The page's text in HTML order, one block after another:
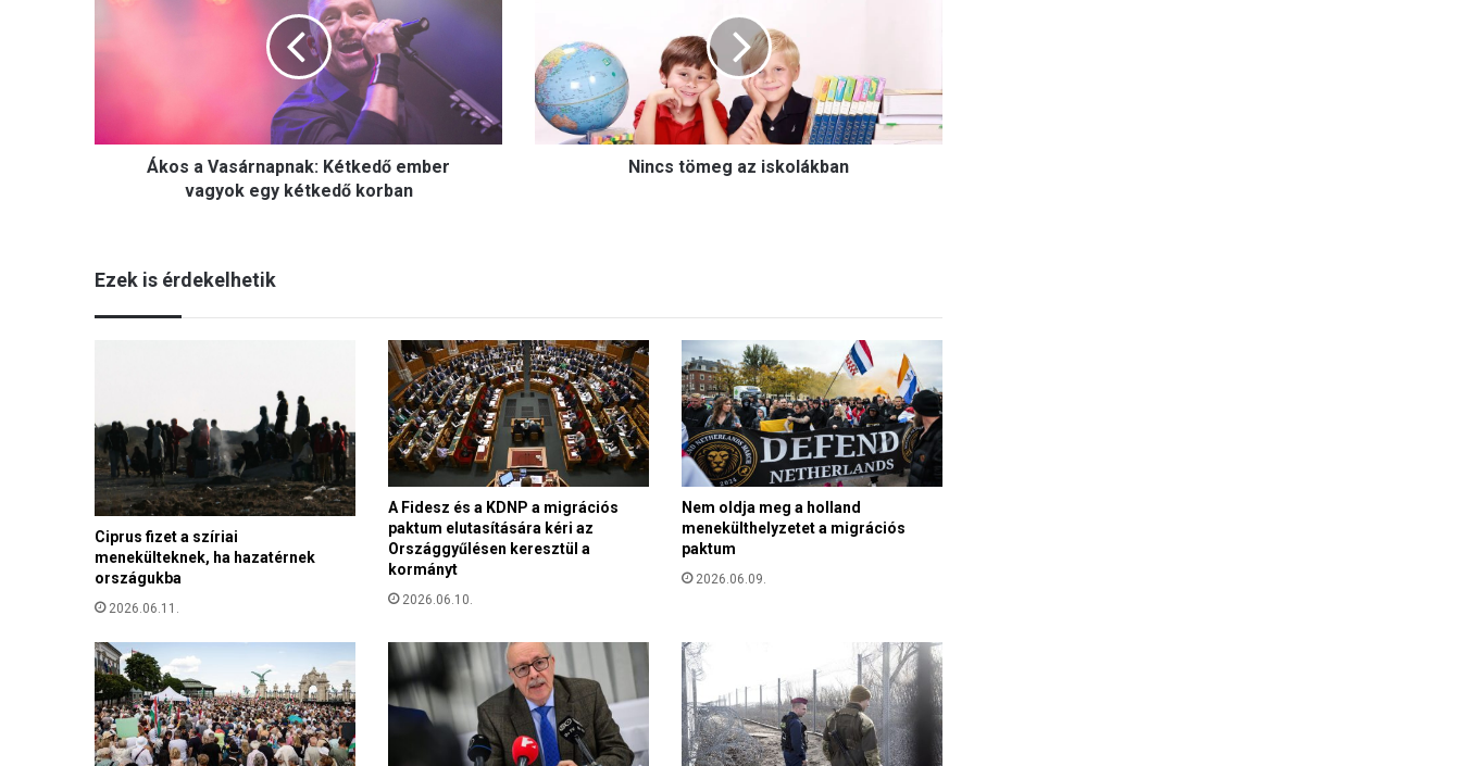
á
a
d
ő
e
m
b
e
r
a
g
y
o
k
e
Ákos a Vasárnapnak: Kétkedő ember
vagyok egy kétkedő korban
t
ö
m
á
k
b
a
n
Nincs tömeg az iskolákban
Ezek is érdekelhetik
Ciprus fizet a szíriai
menekülteknek, ha hazatérnek
országukba
2026.06.11.
A Fidesz és a KDNP a migrációs
paktum elutasítására kéri az
Országgyűlésen keresztül a
kormányt
2026.06.10.
Nem oldja meg a holland
menekülthelyzetet a migrációs
paktum
2026.06.09.